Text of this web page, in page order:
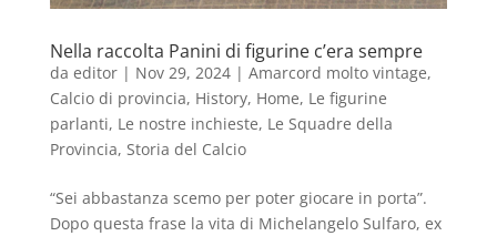
Nella raccolta Panini di figurine c’era sempre
da editor| Nov 29, 2024| Amarcord molto vintage,
Calcio di provincia, History, Home, Le figurine
parlanti, Le nostre inchieste, Le Squadre della
Provincia, Storia del Calcio
“Sei abbastanza scemo per poter giocare in porta”.
Dopo questa frase la vita di Michelangelo Sulfaro, ex